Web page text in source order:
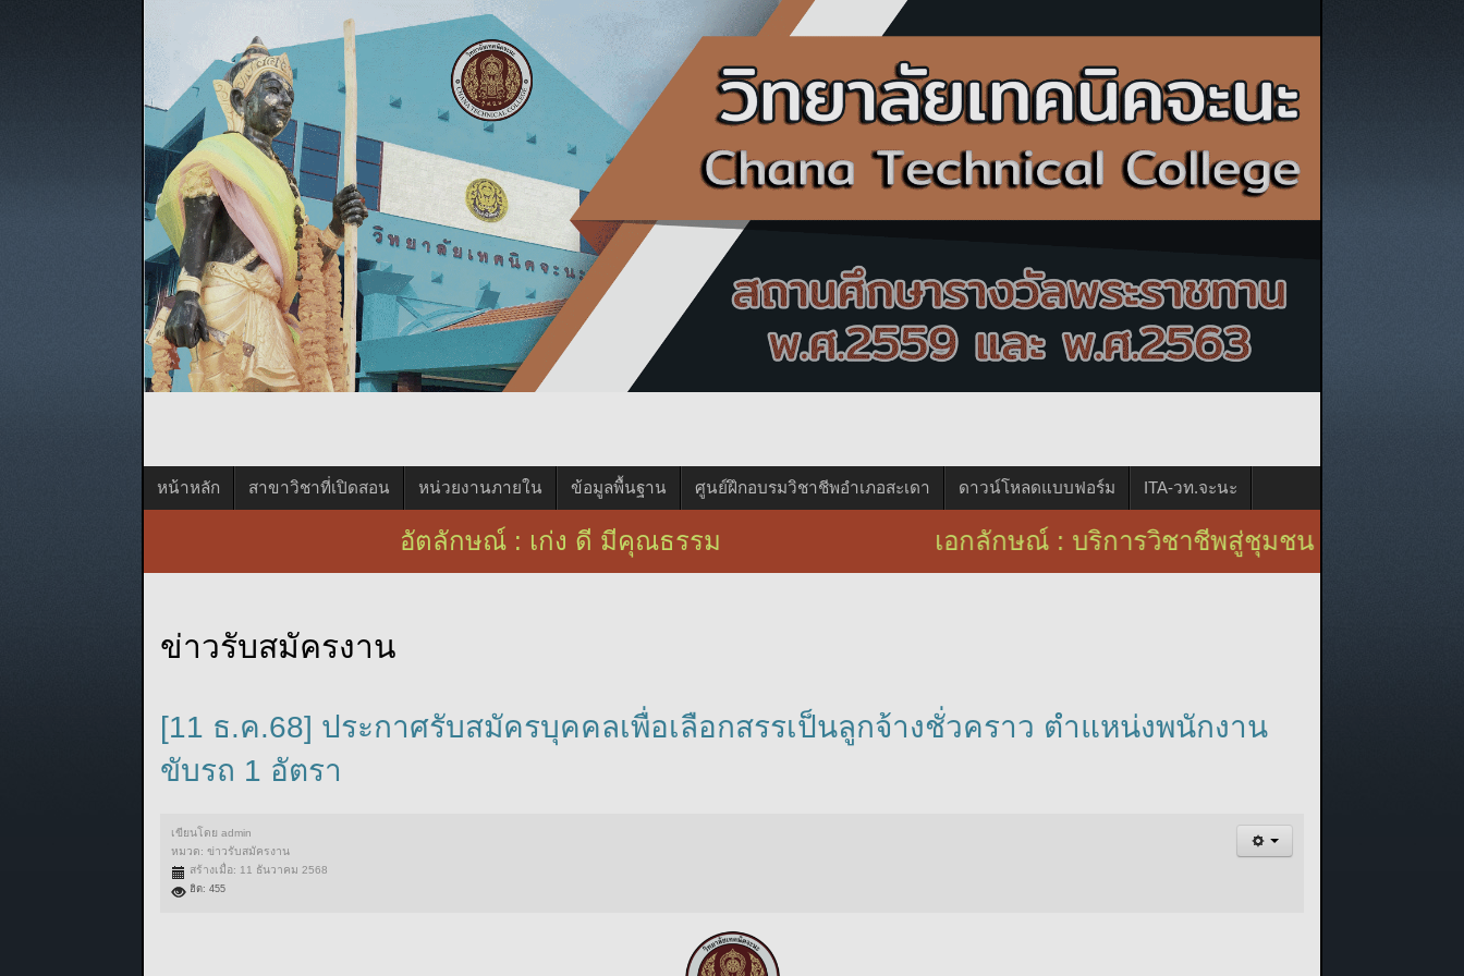
หน้าหลัก สาขาวิชาที่เปิดสอน หน่วยงานภายใน ข้อมูลพื้นฐาน ศูนย์ฝึกอบรมวิชาชีพอำเภอสะเดา ดาวน์โหลดแบบฟอร์ม ITA-วท.จะนะ
อัตลักษณ์ : เก่ง ดี มีคุณธรรม เอกลักษณ์ : บริการวิชาชีพสู่ชุมชน
ข่าวรับสมัครงาน
[11 ธ.ค.68] ประกาศรับสมัครบุคคลเพื่อเลือกสรรเป็นลูกจ้างชั่วคราว ตำแหน่งพนักงาน
ขับรถ 1 อัตรา
เขียนโดยadmin
หมวด:ข่าวรับสมัครงาน
สร้างเมื่อ: 11 ธันวาคม 2568
ฮิต: 455